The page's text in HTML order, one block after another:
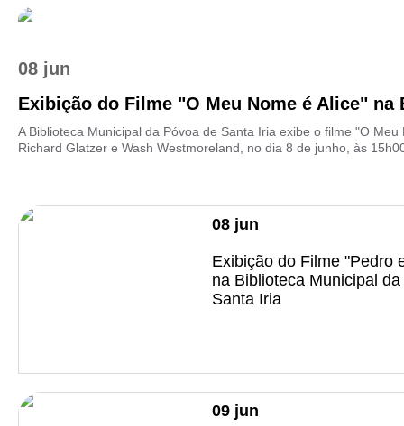
08 jun
Exibição do Filme "O Meu Nome é Alice" na
A Biblioteca Municipal da Póvoa de Santa Iria exibe o filme "O Meu
Richard Glatzer e Wash Westmoreland, no dia 8 de junho, às
08 jun
Exibição do Filme "Pedro
na Biblioteca Municipal
Santa Iria
09 jun